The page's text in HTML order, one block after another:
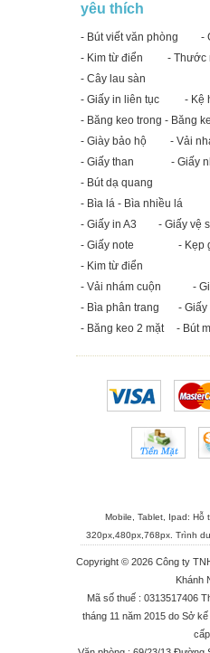
yêu thích
- Bút viết văn phòng -
- Kim từ điển
- Thước
- Cây lau sàn
- Giấy in liên tục
- Kệ
- Băng keo trong - Băng
- Giày bảo hộ
- Vải
- Giấy than
- Giấy
- Bút dạ quang
- Bìa lá - Bìa nhiều lá
- Giấy in A3
- Giấy vệ
- Giấy note
- Kẹp
- Kim từ điển
- Vải nhám cuộn
-
- Bìa phân trang
- Giấy
- Băng keo 2 mặt
- Bút
Mobile, Tablet, Ipad: Hỗ
320px,480px,768px. Trình
Copyright © 2026 Công ty
Khánh
Mã số thuế : 0313517406
tháng 11 năm 2015 do Sở
cấp.